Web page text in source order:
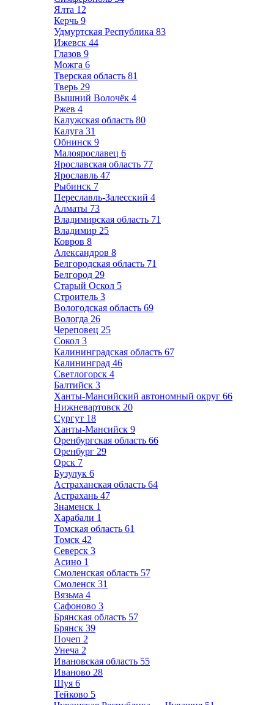
Ялта 12
Керчь 9
Удмуртская Республика 83
Ижевск 44
Глазов 9
Можга 6
Тверская область 81
Тверь 29
Вышний Волочёк 4
Ржев 4
Калужская область 80
Калуга 31
Обнинск 9
Малоярославец 6
Ярославская область 77
Ярославль 47
Рыбинск 7
Переславль-Залесский 4
Алматы 73
Владимирская область 71
Владимир 25
Ковров 8
Александров 8
Белгородская область 71
Белгород 29
Старый Оскол 5
Строитель 3
Вологодская область 69
Вологда 26
Череповец 25
Сокол 3
Калининградская область 67
Калининград 46
Светлогорск 4
Балтийск 3
Ханты-Мансийский автономный округ 66
Нижневартовск 20
Сургут 18
Ханты-Мансийск 9
Оренбургская область 66
Оренбург 29
Орск 7
Бузулук 6
Астраханская область 64
Астрахань 47
Знаменск 1
Харабали 1
Томская область 61
Томск 42
Северск 3
Асино 1
Смоленская область 57
Смоленск 31
Вязьма 4
Сафоново 3
Брянская область 57
Брянск 39
Почеп 2
Унеча 2
Ивановская область 55
Иваново 28
Шуя 6
Тейково 5